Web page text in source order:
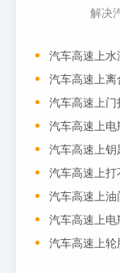
解决
汽车高速上水
汽车高速上离
汽车高速上门
汽车高速上电
汽车高速上钥
汽车高速上打
汽车高速上油
汽车高速上电
汽车高速上轮